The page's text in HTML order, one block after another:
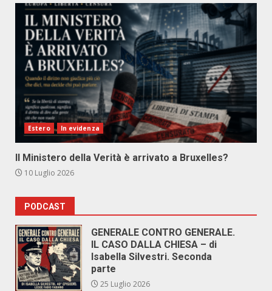
Estero In evidenza
Il Ministero della Verità è arrivato a Bruxelles?
10 Luglio 2026
PODCAST
GENERALE CONTRO GENERALE.
IL CASO DALLA CHIESA – di
Isabella Silvestri. Seconda
parte
25 Luglio 2026